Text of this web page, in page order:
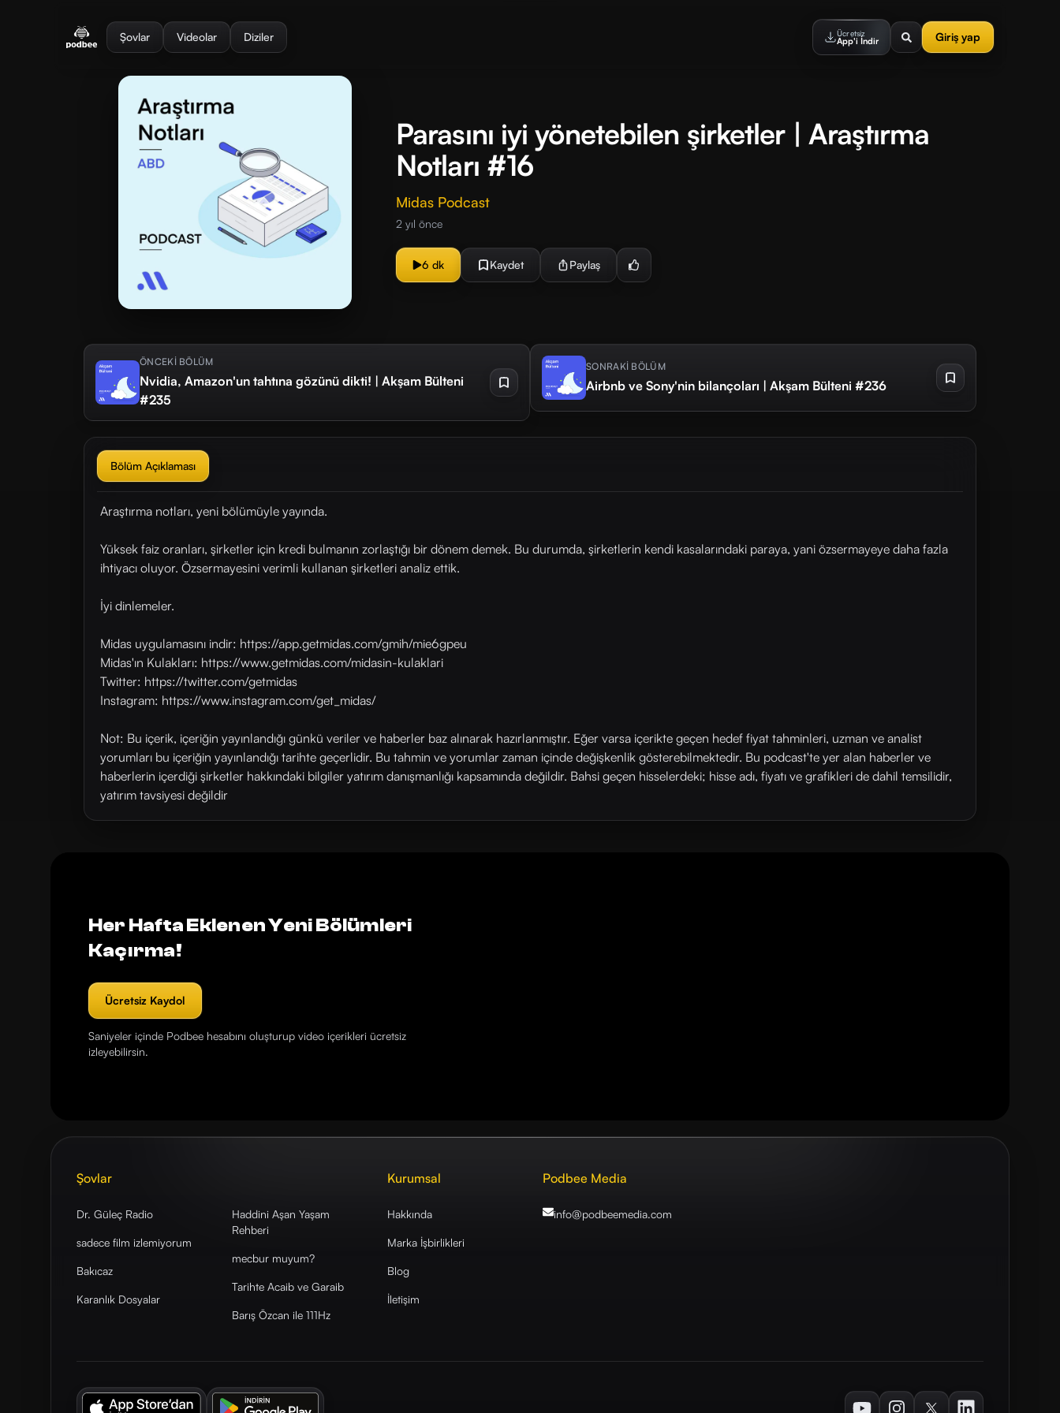
Şovlar Videolar Diziler Ücretsiz
App'i İndir Giriş yap
Parasını iyi yönetebilen şirketler | Araştırma
Notları #16
Midas Podcast
2 yıl önce
6 dk Kaydet Paylaş
ÖNCEKİ BÖLÜM
Nvidia, Amazon'un tahtına gözünü dikti! | Akşam Bülteni
#235
SONRAKİ BÖLÜM
Airbnb ve Sony'nin bilançoları | Akşam Bülteni #236
Bölüm Açıklaması
Araştırma notları, yeni bölümüyle yayında.
Yüksek faiz oranları, şirketler için kredi bulmanın zorlaştığı bir dönem demek. Bu durumda, şirketlerin kendi kasalarındaki paraya, yani özsermayeye daha fazla
ihtiyacı oluyor. Özsermayesini verimli kullanan şirketleri analiz ettik.
İyi dinlemeler.
Midas uygulamasını indir: https://app.getmidas.com/gmih/mie6gpeu
Midas'ın Kulakları: https://www.getmidas.com/midasin-kulaklari
Twitter: https://twitter.com/getmidas
Instagram: https://www.instagram.com/get_midas/
Not: Bu içerik, içeriğin yayınlandığı günkü veriler ve haberler baz alınarak hazırlanmıştır. Eğer varsa içerikte geçen hedef fiyat tahminleri, uzman ve analist
yorumları bu içeriğin yayınlandığı tarihte geçerlidir. Bu tahmin ve yorumlar zaman içinde değişkenlik gösterebilmektedir. Bu podcast'te yer alan haberler ve
haberlerin içerdiği şirketler hakkındaki bilgiler yatırım danışmanlığı kapsamında değildir. Bahsi geçen hisselerdeki; hisse adı, fiyatı ve grafikleri de dahil temsilidir,
yatırım tavsiyesi değildir
Her Hafta Eklenen Yeni Bölümleri
Kaçırma!
Ücretsiz Kaydol
Saniyeler içinde Podbee hesabını oluşturup video içerikleri ücretsiz
izleyebilirsin.
Şovlar
Dr. Güleç Radio
sadece film izlemiyorum
Bakıcaz
Karanlık Dosyalar
Haddini Aşan Yaşam
Rehberi
mecbur muyum?
Tarihte Acaib ve Garaib
Barış Özcan ile 111Hz
Kurumsal
Hakkında
Marka İşbirlikleri
Blog
İletişim
Podbee Media
info@podbeemedia.com